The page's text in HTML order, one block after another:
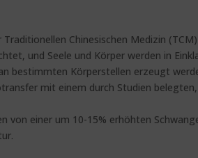
Chinesischen Medizin
und Seele und Körper werden in
bestimmten Körperstellen erzeugt
mit einem durch Studien
von einer um 10-15% erhöhten